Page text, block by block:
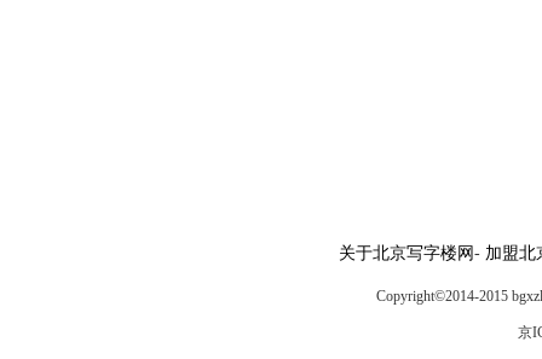
关于北京写字楼网 - 加盟北
Copyright©2014-2015
京